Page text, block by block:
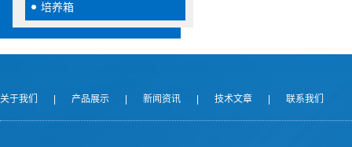
培养箱
关于我们 产品展示 新闻资讯 技术文章 联系我们